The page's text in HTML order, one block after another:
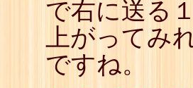
で右に送る
上がってみ
ですね。